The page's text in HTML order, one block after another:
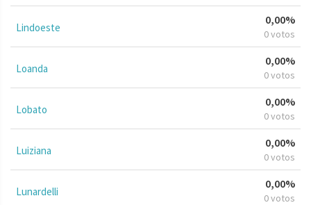
Lindoeste
0,00%
0 votos
Loanda
0,00%
0 votos
Lobato
0,00%
0 votos
Luiziana
0,00%
0 votos
Lunardelli
0,00%
0 votos